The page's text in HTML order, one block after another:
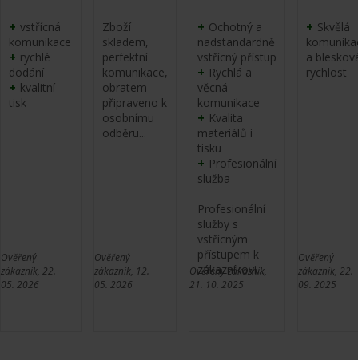
+ vstřícná
komunikace
+ rychlé
dodání
+ kvalitní
tisk
Ověřený
zákazník, 22.
05. 2026
Zboží
skladem,
perfektní
komunikace,
obratem
připraveno k
osobnímu
odběru...
Ověřený
zákazník, 12.
05. 2026
+ Ochotný a
nadstandardně
vstřícný přístup
+ Rychlá a
věcná
komunikace
+ Kvalita
materiálů i
tisku
+ Profesionální
služba
Profesionální
služby s
vstřícným
přístupem k
zákazníkovi....
Ověřený zákazník,
21. 10. 2025
+ Skvělá
a
rychlost
Ověřený
zákazník, 22.
09. 2025